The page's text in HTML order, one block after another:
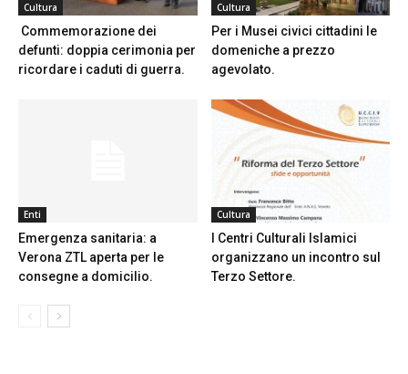
Cultura
Commemorazione dei
defunti: doppia cerimonia per
ricordare i caduti di guerra.
Cultura
Per i Musei civici cittadini le
domeniche a prezzo
agevolato.
Enti
Emergenza sanitaria: a
Verona ZTL aperta per le
consegne a domicilio.
Cultura
I Centri Culturali Islamici
organizzano un incontro sul
Terzo Settore.